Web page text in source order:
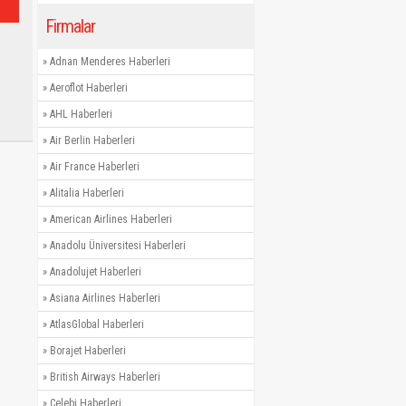
Firmalar
» Adnan Menderes Haberleri
» Aeroflot Haberleri
» AHL Haberleri
» Air Berlin Haberleri
» Air France Haberleri
» Alitalia Haberleri
» American Airlines Haberleri
» Anadolu Üniversitesi Haberleri
» Anadolujet Haberleri
» Asiana Airlines Haberleri
» AtlasGlobal Haberleri
» Borajet Haberleri
» British Airways Haberleri
» Çelebi Haberleri